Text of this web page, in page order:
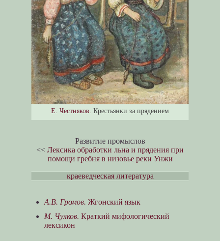
Е. Честняков. Крестьянки за прядением
Развитие промыслов
<< Лексика обработки льна и прядения при
помощи гребня в низовье реки Унжи
краеведческая литература
А.В. Громов. Жгонский язык
М. Чулков. Краткий мифологический
лексикон